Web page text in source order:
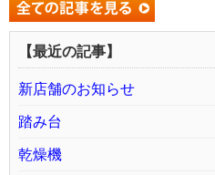
【最近の記事】
新店舗のお知らせ
踏み台
乾燥機